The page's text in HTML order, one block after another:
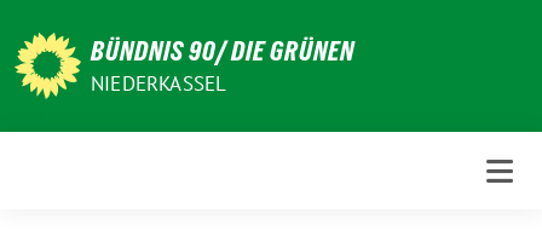
zum
Inhalt
BÜNDNIS 90/ DIE GRÜNEN
NIEDERKASSEL